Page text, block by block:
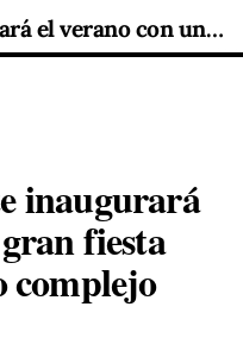
Boadilla del Monte inaugurará el verano con una gran fiesta juvenil en el nuevo complejo deportivo 1492
inaugurará
fiesta
complejo